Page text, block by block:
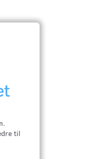
til